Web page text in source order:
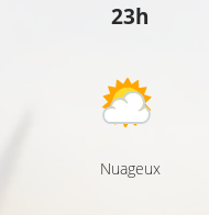
23h
Nuageux